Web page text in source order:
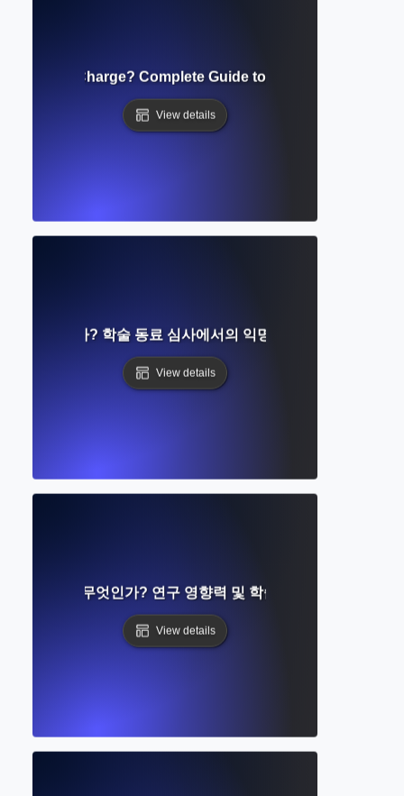
Charge? Complete Guide to Open Access
View details
란 무엇인가? 학술 동료 심사에서의 익명성과 공정성에 대한
View details
Count란 무엇인가? 연구 영향력 및 학술적 인식 이해하기
View details